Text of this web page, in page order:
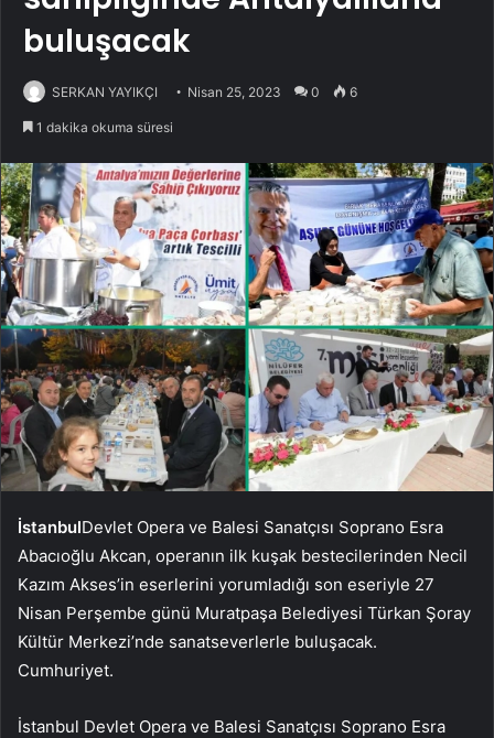
buluşacak
SERKAN YAYIKÇI Nisan 25, 2023 0 6
1 dakika okuma süresi
İstanbulDevlet Opera ve Balesi Sanatçısı Soprano Esra
Abacıoğlu Akcan, operanın ilk kuşak bestecilerinden Necil
Kazım Akses’in eserlerini yorumladığı son eseriyle 27
Nisan Perşembe günü Muratpaşa Belediyesi Türkan Şoray
Kültür Merkezi’nde sanatseverlerle buluşacak.
Cumhuriyet.
İstanbul Devlet Opera ve Balesi Sanatçısı Soprano Esra